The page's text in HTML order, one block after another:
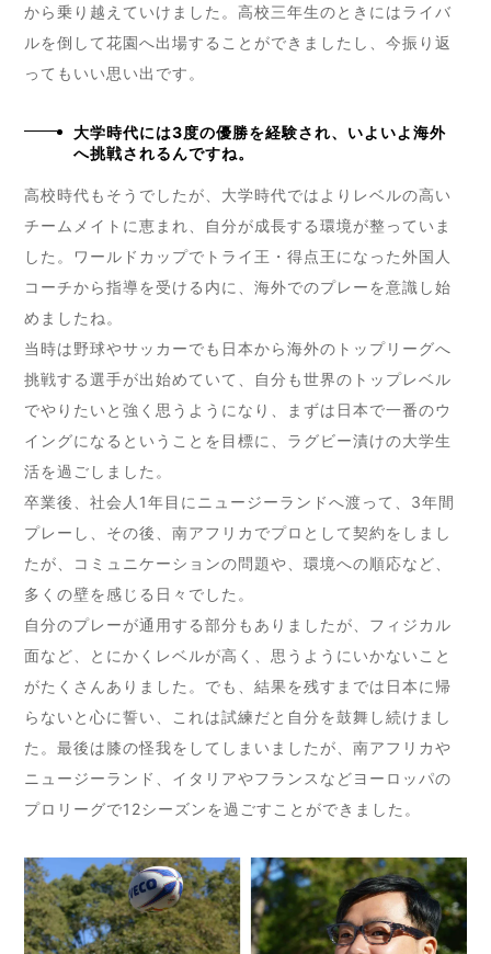
から乗り越えていけました。高校三年生のときにはライバ
ルを倒して花園へ出場することができましたし、今振り返
ってもいい思い出です。
大学時代には3度の優勝を経験され、いよいよ海外
へ挑戦されるんですね。
高校時代もそうでしたが、大学時代ではよりレベルの高い
チームメイトに恵まれ、自分が成長する環境が整っていま
した。ワールドカップでトライ王・得点王になった外国人
コーチから指導を受ける内に、海外でのプレーを意識し始
めましたね。
当時は野球やサッカーでも日本から海外のトップリーグへ
挑戦する選手が出始めていて、自分も世界のトップレベル
でやりたいと強く思うようになり、まずは日本で一番のウ
イングになるということを目標に、ラグビー漬けの大学生
活を過ごしました。
卒業後、社会人1年目にニュージーランドへ渡って、3年間
プレーし、その後、南アフリカでプロとして契約をしまし
たが、コミュニケーションの問題や、環境への順応など、
多くの壁を感じる日々でした。
自分のプレーが通用する部分もありましたが、フィジカル
面など、とにかくレベルが高く、思うようにいかないこと
がたくさんありました。でも、結果を残すまでは日本に帰
らないと心に誓い、これは試練だと自分を鼓舞し続けまし
た。最後は膝の怪我をしてしまいましたが、南アフリカや
ニュージーランド、イタリアやフランスなどヨーロッパの
プロリーグで12シーズンを過ごすことができました。